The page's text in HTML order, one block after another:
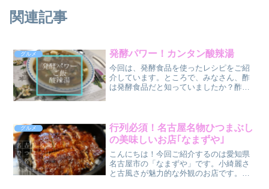
関連記事
グルメ 発酵パワー！カンタン酸辣湯
今回は、発酵食品を使ったレシピをご紹
介しています。ところで、みなさん、酢
は発酵食品だと知っていましたか？酢と
いました。が、中国から酒...
グルメ
行列必須！名古屋名物ひつまぶし
の美味しいお店｢なまずや｣
こんにちは！今回ご紹介するのは愛知県
名古屋市の「なまずや」です。小綺麗さ
と古風さが魅力的な外観のお店です。高